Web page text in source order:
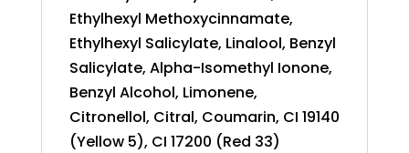
Ethylhexyl Methoxycinnamate,
Ethylhexyl Salicylate, Linalool, Benzyl
Salicylate, Alpha-Isomethyl Ionone,
Benzyl Alcohol, Limonene,
Citronellol, Citral, Coumarin, CI 19140
(Yellow 5), CI 17200 (Red 33)